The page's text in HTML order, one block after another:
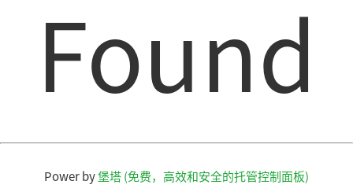
Found
Power by堡塔 (免费，高效和安全的托管控制面板)